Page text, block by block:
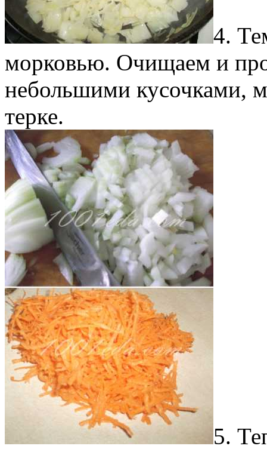
4.
морковью. Очищаем и
небольшими кусочками,
терке.
5.